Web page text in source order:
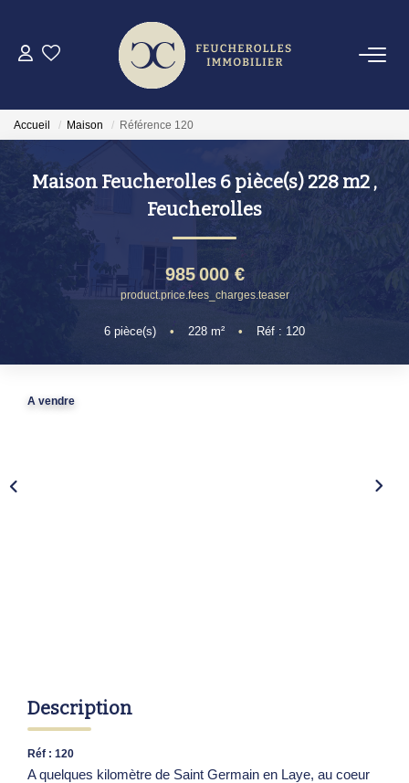
GESTION
OUTILS
Accueil Maison Référence 120
Maison Feucherolles 6 pièce(s) 228 m2 ,
Feucherolles
985 000 €
product.price.fees_charges.teaser
6 pièce(s) • 228 m² • Réf : 120
A vendre
Description
Réf : 120
A quelques kilomètre de Saint Germain en Laye, au coeur